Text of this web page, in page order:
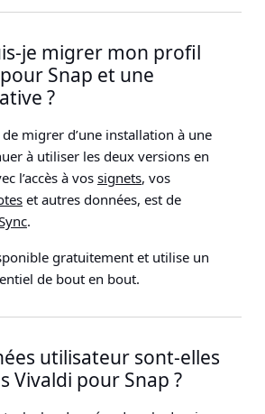
je migrer mon profil
Snap et une
?
migrer d’une installation à une
à utiliser les deux versions en
l’accès à vos signets, vos
et autres données, est de
.
gratuitement et utilise un
de bout en bout.
utilisateur sont-elles
Vivaldi pour Snap ?